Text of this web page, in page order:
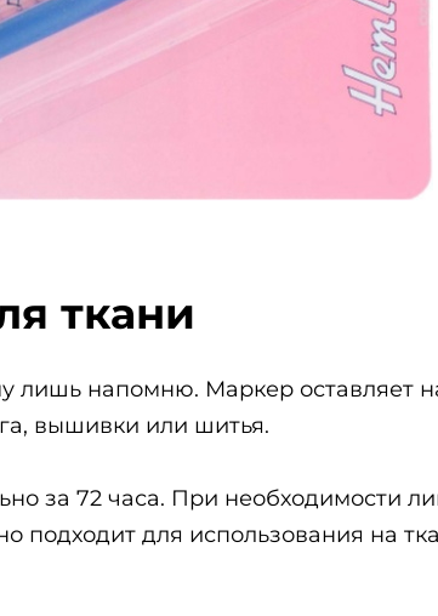
ткани
лишь напомню. Маркер оставляет
вышивки или шитья.
за 72 часа. При необходимости
подходит для использования на